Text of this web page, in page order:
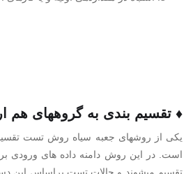
♦ تقسیم بندی به گروههای هم
یکی از روشهای جعبه سیاه روش تست
است. در این روش دامنه داده های ورودی